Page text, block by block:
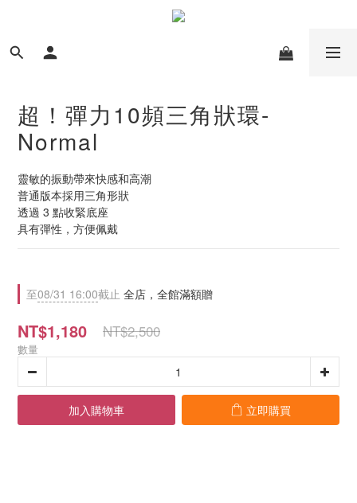
超！彈力10頻三角狀環-
Normal
靈敏的振動帶來快感和高潮
普通版本採用三角形狀
透過 3 點收緊底座
具有彈性，方便佩戴
至08/31 16:00截止 全店，全館滿額贈
NT$1,180 NT$2,500
數量
加入購物車 立即購買